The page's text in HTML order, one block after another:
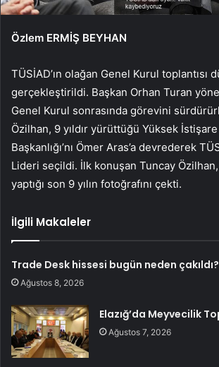
Özlem ERMİŞ BEYHAN
TÜSİAD’ın olağan Genel Kurul toplantısı
gerçekleştirildi. Başkan Orhan Turan
Genel Kurul sonrasında görevini
Özilhan, 9 yıldır yürüttüğü Yüksek
Başkanlığı’nı Ömer Aras’a devrederek
Lideri seçildi. İlk konuşan Tuncay Özilhan,
yaptığı son 9 yılın fotoğrafını çekti.
İlgili Makaleler
Trade Desk hissesi bugün neden çakıldı?
Ağustos 8, 2026
Elazığ’da Meyvecilik
Ağustos 7, 2026